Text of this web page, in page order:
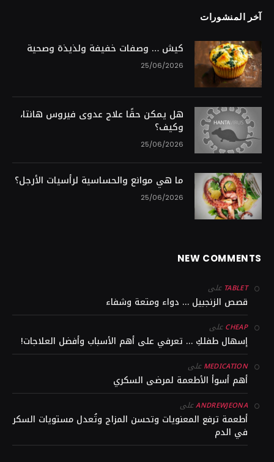
آخر المنشورات
كيش … وصفات خفيفة ولذيذة وصحية
25/06/2026
هل يمكن حقًا علاج عدوى فيروس هانتا،
وكيف؟
25/06/2026
ما هي موانع والحساسية لرأسيات الأرجل؟
25/06/2026
NEW COMMENTS
TABLET على
قصص الزنجبيل … دواء ومتعة وشفاء
CHEAPعلى
إسهال طفلكِ … تعرفي على أهم الأسباب وأفضل العلاجات!
MEDICATIONعلى
أهم أسوأ الأطعمة لمرضى السكري
ANDREWJEONAعلى
أطعمة ترفع المعنويات وتحسن المزاج وتُعدل مستويات السكر
في الدم